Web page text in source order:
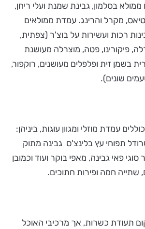
בסלמון, גבינת שמנת ועלי ריחן,
מקרל והרינג. עמדת ממולאים
רכות ועשירות על בוצ'ר (צפתית,
פיקורינו, פטה, מוצרלה מעושנת
בשמן זית ופלפלים מעושנים, רוקפור,
שונים).
עמדת מוזלי ומגוון עוגות, ביניהן:
תפוחי עץ בלינצ'ס גבינה מתוק
פאי גבינה, מאפי בוקר ועוד וכמובן
שתייה חמה ופירות חתוכים.
תעודת כשרות, אך מרכיבי האוכל